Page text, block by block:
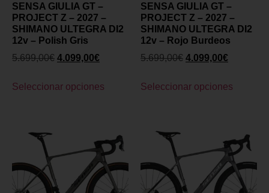
SENSA GIULIA GT –
PROJECT Z – 2027 –
SHIMANO ULTEGRA DI2
12v – Polish Gris
5.699,00€ 4.099,00€
Seleccionar opciones
SENSA GIULIA GT –
PROJECT Z – 2027 –
SHIMANO ULTEGRA DI2
12v – Rojo Burdeos
5.699,00€ 4.099,00€
Seleccionar opciones